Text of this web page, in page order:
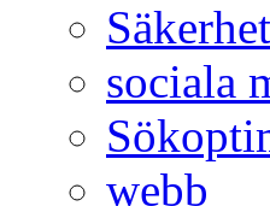
Säkerhet
sociala
webb